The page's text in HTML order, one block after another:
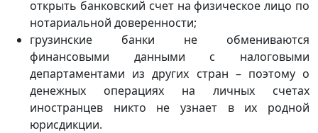
открыть банковский счет на физическое лицо по
нотариальной доверенности;
грузинские банки не обмениваются
финансовыми данными с налоговыми
департаментами из других стран – поэтому о
денежных операциях на личных счетах
иностранцев никто не узнает в их родной
юрисдикции.